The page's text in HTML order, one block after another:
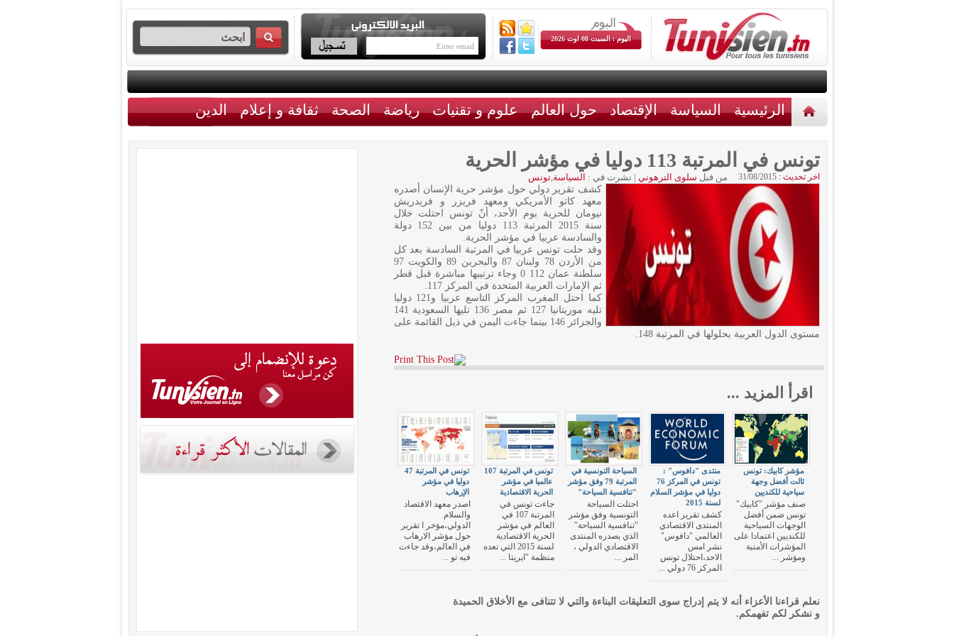
اليوم : السبت 08 اوت 2026
الرئيسية السياسة الإقتصاد حول العالم علوم و تقنيات رياضة الصحة ثقافة و إعلام الدين
تونس في المرتبة 113 دوليا في مؤشر الحرية
اخر تحديث : 31/08/2015 من قبل سلوى الترهوني | نشرت في : السياسة,تونس
كشف تقرير دولي حول مؤشر حرية الإنسان أصدره
معهد كاتو الأمريكي ومعهد فريزر و فريدريش
نيومان للحرية يوم الأحد، أنّ تونس احتلت خلال
سنة 2015 المرتبة 113 دوليا من بين 152 دولة
والسادسة عربيا في مؤشر الحرية.
وقد حلت تونس عربيا في المرتبة السادسة بعد كل
من الأردن 78 ولبنان 87 والبحرين 89 والكويت 97
سلطنة عمان 112 0 وجاء ترتيبها مباشرة قبل قطر
ثم الإمارات العربية المتحدة في المركز 117.
كما احتل المغرب المركز التاسع عربيا و121 دوليا
تليه موريتانيا 127 ثم مصر 136 تليها السعودية 141
والجزائر 146 بينما جاءت اليمن في ذيل القائمة على
مستوى الدول العربية بحلولها في المرتبة 148.
اقرأ المزيد ...
تونس في المرتبة 47
دوليا في مؤشر
الإرهاب
اصدر معهد الاقتصاد
والسلام
الدولي،مؤخر ا تقرير
حول مؤشر الارهاب
في العالم،وقد جاءت
فيه تو ...
تونس في المرتبة 107
عالميا في مؤشر
الحرية الاقتصادية
جاءت تونس في
المرتبة 107 في
العالم في مؤشر
الحرية الاقتصادية
لسنة 2015 التي تعده
منظمة "ايريتا ...
السياحة التونسية في
المرتبة 79 وفق مؤشر
"تنافسية السياحة"
احتلت السياحة
التونسية وفق مؤشر
"تنافسية السياحة"
الذي يصدره المنتدى
الاقتصادي الدولي ،
المر ...
منتدى "دافوس" :
تونس في المركز 76
دوليا في مؤشر السلام
لسنة 2015
كشف تقرير اعده
المنتدى الاقتصادي
العالمي "دافوس"
نشر امس
الاحد،احتلال تونس
المركز 76 دولي ...
مؤشر كابيك: تونس
ثالت أفضل وجهة
سياحية للكنديين
صنف مؤشر "كابيك"
تونس ضمن أفضل
الوجهات السياحية
للكنديين اعتمادا على
المؤشرات الأمنية
ومؤشر ...
نعلم قراءنا الأعزاء أنه لا يتم إدراج سوى التعليقات البناءة والتي لا تتنافى مع الأخلاق الحميدة
و نشكر لكم تفهمكم.